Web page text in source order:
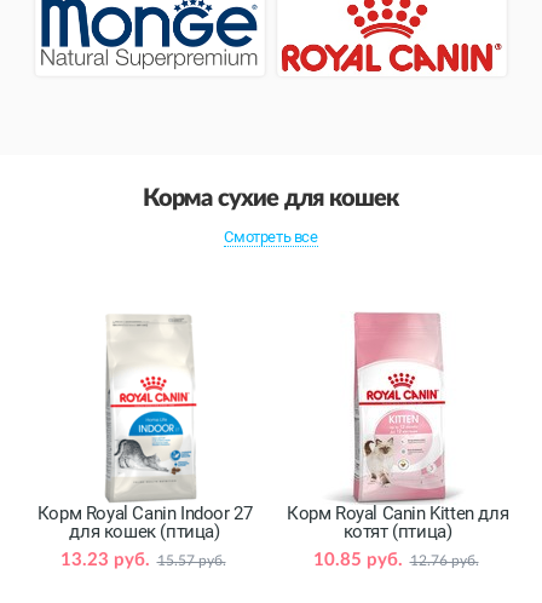
Корма сухие для кошек
Смотреть все
Корм Royal Canin Indoor 27
для кошек (птица)
13.23 руб. 15.57 руб.
Корм Royal Canin Kitten для
котят (птица)
10.85 руб. 12.76 руб.